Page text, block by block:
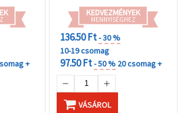
+
KEDVEZMÉNYEK
MENNYISÉGHEZ
136.50 Ft- 30 %
10-19 csomag
97.50 Ft- 50 % 20 csomag +
VÁSÁROL